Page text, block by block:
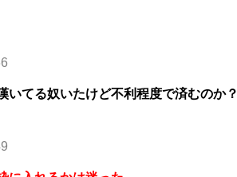
てる奴いたけど不利程度で済むのか？